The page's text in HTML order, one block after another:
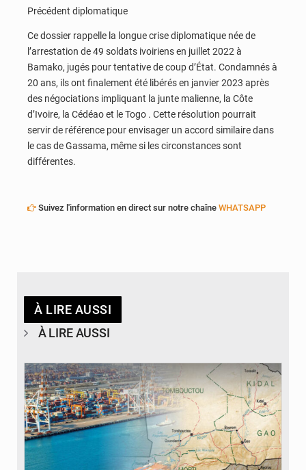
Précédent diplomatique
Ce dossier rappelle la longue crise diplomatique née de
l’arrestation de 49 soldats ivoiriens en juillet 2022 à
Bamako, jugés pour tentative de coup d’État. Condamnés à
20 ans, ils ont finalement été libérés en janvier 2023 après
des négociations impliquant la junte malienne, la Côte
d’Ivoire, la Cédéao et le Togo . Cette résolution pourrait
servir de référence pour envisager un accord similaire dans
le cas de Gassama, même si les circonstances sont
différentes.
Suivez l'information en direct sur notre chaîne WHATSAPP
À LIRE AUSSI
À LIRE AUSSI
© JDM